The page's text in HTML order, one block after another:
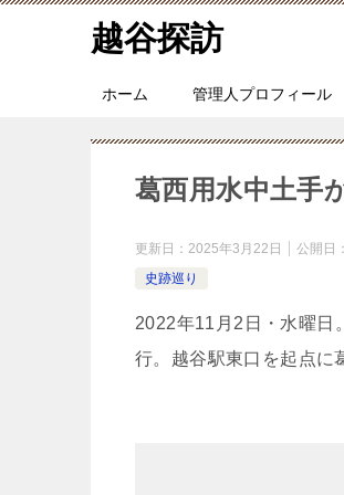
越谷探訪
ホーム 管理人プロフィール
葛西用水中土手
更新日： 2025年3月22日 公開日：
史跡巡り
2022年11月2日・水曜日
行。越谷駅東口を起点に